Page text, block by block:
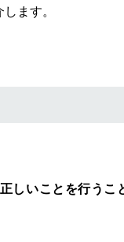
ます。
しいことを行うこ